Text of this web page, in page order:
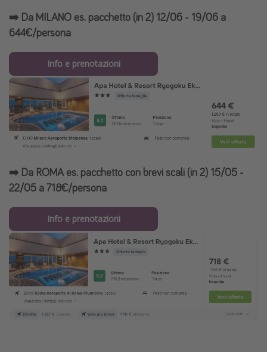
➡️ Da MILANO es. pacchetto (in 2) 12/06 - 19/06 a
644€/persona
Info e prenotazioni
➡️ Da ROMA es. pacchetto con brevi scali (in 2) 15/05 -
22/05 a 718€/persona
Info e prenotazioni